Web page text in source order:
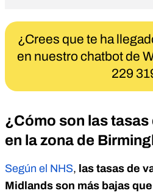
¿Crees que te ha
en nuestro chatbot de
229
¿Cómo son las
en la zona de
Según el NHS, las tasas de
Midlands son más bajas